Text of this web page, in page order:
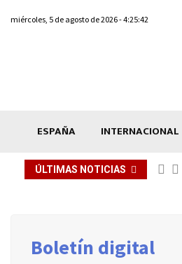
miércoles, 5 de agosto de 2026 - 4:25:42
ESPAÑA INTERNACIONAL
ÚLTIMAS NOTICIAS
Boletín digital